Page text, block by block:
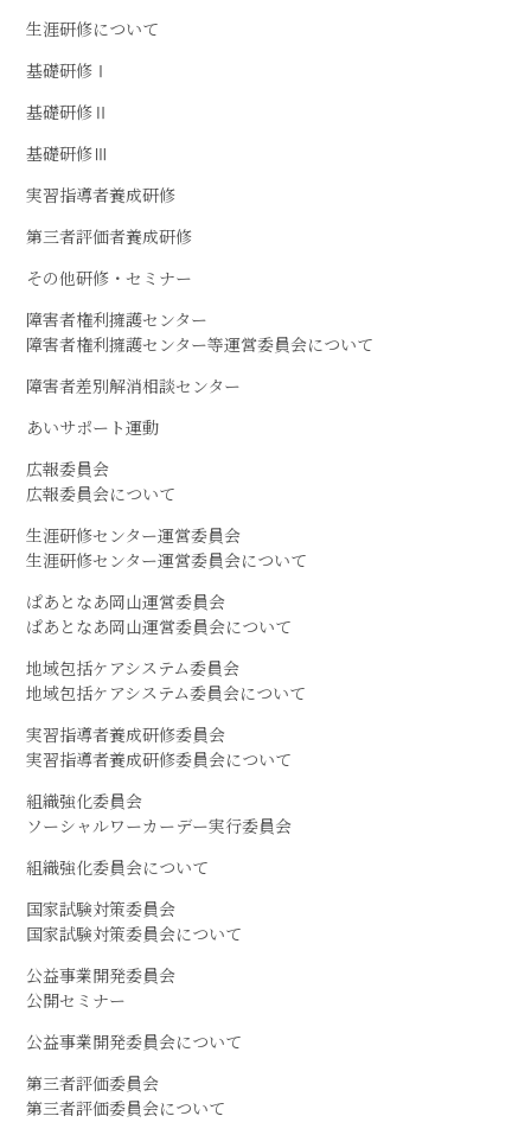
生涯研修について
基礎研修Ⅰ
基礎研修Ⅱ
基礎研修Ⅲ
実習指導者養成研修
第三者評価者養成研修
その他研修・セミナー
障害者権利擁護センター
障害者権利擁護センター等運営委員会について
障害者差別解消相談センター
あいサポート運動
広報委員会
広報委員会について
生涯研修センター運営委員会
生涯研修センター運営委員会について
ぱあとなあ岡山運営委員会
ぱあとなあ岡山運営委員会について
地域包括ケアシステム委員会
地域包括ケアシステム委員会について
実習指導者養成研修委員会
実習指導者養成研修委員会について
組織強化委員会
ソーシャルワーカーデー実行委員会
組織強化委員会について
国家試験対策委員会
国家試験対策委員会について
公益事業開発委員会
公開セミナー
公益事業開発委員会について
第三者評価委員会
第三者評価委員会について